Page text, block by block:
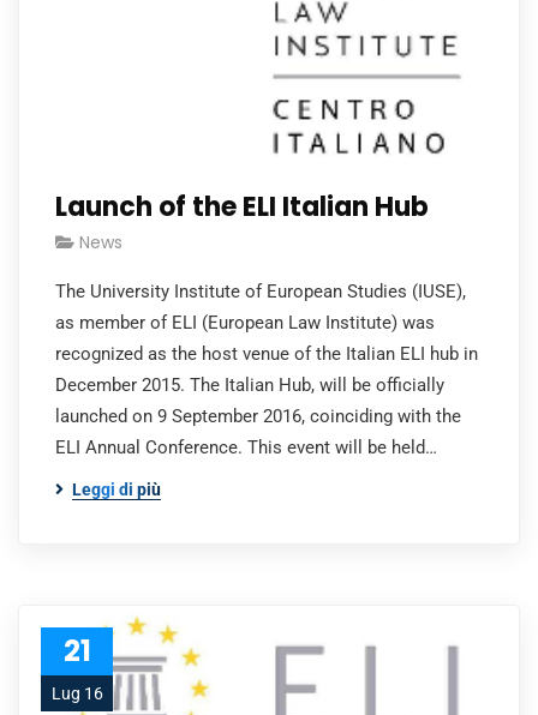
Launch of the ELI Italian Hub
News
The University Institute of European Studies (IUSE),
as member of ELI (European Law Institute) was
recognized as the host venue of the Italian ELI hub in
December 2015. The Italian Hub, will be officially
launched on 9 September 2016, coinciding with the
ELI Annual Conference. This event will be held…
Leggi di più
21
Lug 16